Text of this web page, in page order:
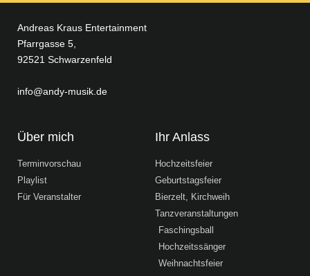
Andreas Kraus Entertainment
Pfarrgasse 5,
92521 Schwarzenfeld
info@andy-musik.de
Über mich
Terminvorschau
Playlist
Für Veranstalter
Ihr Anlass
Hochzeitsfeier
Geburtstagsfeier
Bierzelt, Kirchweih
Tanzveranstaltungen
Faschingsball
Hochzeitssänger
Weihnachtsfeier